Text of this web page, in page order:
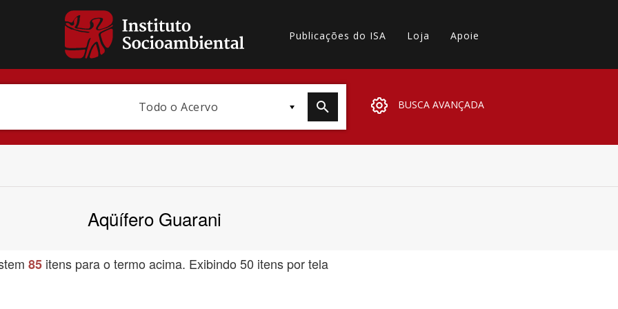
Publicações do ISA Loja Apoie
Todo o Acervo BUSCA AVANÇADA
Aqüífero Guarani
85 itens para o termo acima. Exibindo 50 itens por tela